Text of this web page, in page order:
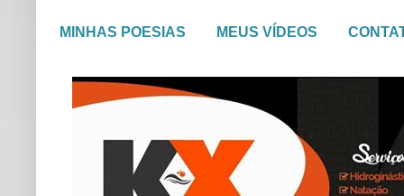
MINHAS POESIAS MEUS VÍDEOS